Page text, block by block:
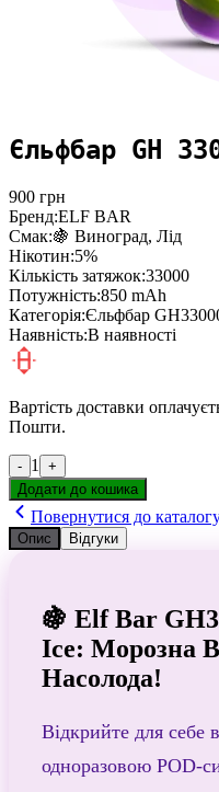
Єльфбар GH
900 грн
Бренд:ELF BAR
Смак:🍇 Виноград, Лід
Нікотин:5%
Кількість затяжок:33000
Потужність:850 mAh
Категорія:Єльфбар
Наявність:В наявності
Вартість доставки
Пошти.
- 1
+
Додати до кошика
Повернутися до
Опис Відгуки
🍇 Elf Bar
Ice: Морозна
Насолода!
Відкрийте для себе
одноразовою POD-